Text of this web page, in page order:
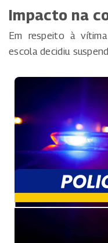
Impacto na
Em respeito à
escola decidiu